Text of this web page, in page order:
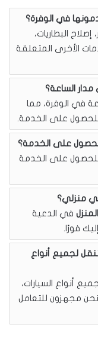
في الوفرة؟
البطاريات،
الأخرى المتعلقة
الساعة؟
نوفر خدمة بنشر متنقل 24 ساعة في الوفرة، مما
على الخدمة.
على الخدمة؟
على الخدمة
منزلي؟
في الدعية
فورًا.
لجميع أنواع
أنواع السيارات،
نحن مجهزون للتعامل